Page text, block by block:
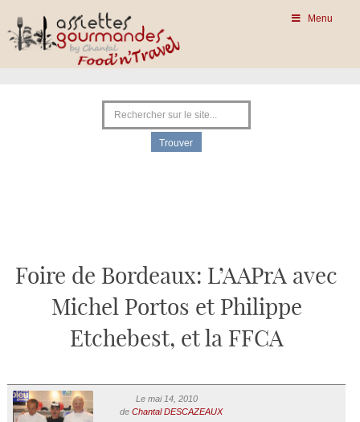
Menu
Foire de Bordeaux: L’AAPrA avec
Michel Portos et Philippe
Etchebest, et la FFCA
Le mai 14, 2010
de Chantal DESCAZEAUX